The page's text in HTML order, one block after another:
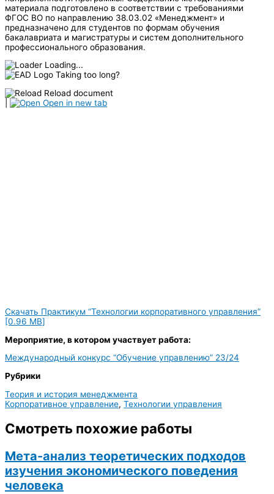
материала подготовлено в соответствии с требованиями
ФГОС ВО по направлению 38.03.02 «Менеджмент» и
предназначено для студентов по формам обучения
бакалавриата и магистратуры и систем дополнительного
профессионального образования.
Loading...
Taking too long?
Reload document
Open in new tab
Скачать Практикум “Технологии корпоративного управления”
[0.96 MB]
Мероприятие, в котором участвует работа:
Международный конкурс “Обучение управлению” 23/24
Рубрики
Теория и история менеджмента
Корпоративное управление, Технологии управления
Смотреть похожие работы
Мета-анализ теоретических подходов
изучения экономического поведения
человека